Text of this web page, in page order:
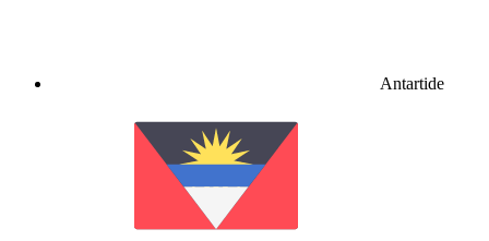
Antartide